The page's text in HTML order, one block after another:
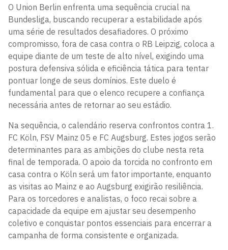
O Union Berlin enfrenta uma sequência crucial na
Bundesliga, buscando recuperar a estabilidade após
uma série de resultados desafiadores. O próximo
compromisso, fora de casa contra o RB Leipzig, coloca a
equipe diante de um teste de alto nível, exigindo uma
postura defensiva sólida e eficiência tática para tentar
pontuar longe de seus domínios. Este duelo é
fundamental para que o elenco recupere a confiança
necessária antes de retornar ao seu estádio.
Na sequência, o calendário reserva confrontos contra 1.
FC Köln, FSV Mainz 05 e FC Augsburg. Estes jogos serão
determinantes para as ambições do clube nesta reta
final de temporada. O apoio da torcida no confronto em
casa contra o Köln será um fator importante, enquanto
as visitas ao Mainz e ao Augsburg exigirão resiliência.
Para os torcedores e analistas, o foco recai sobre a
capacidade da equipe em ajustar seu desempenho
coletivo e conquistar pontos essenciais para encerrar a
campanha de forma consistente e organizada.